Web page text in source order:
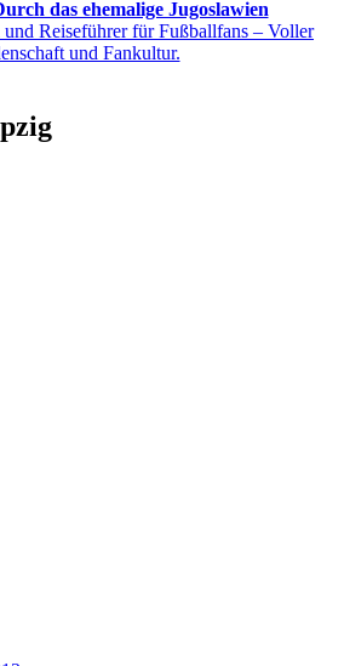
das ehemalige Jugoslawien
Reiseführer für Fußballfans – Voller
und Fankultur.